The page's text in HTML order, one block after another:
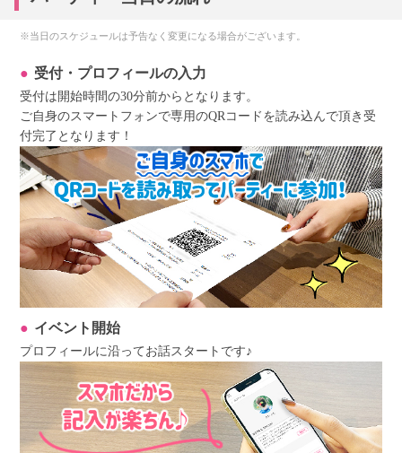
※当日のスケジュールは予告なく変更になる場合がございます。
受付・プロフィールの入力
受付は開始時間の30分前からとなります。
ご自身のスマートフォンで専用のQRコードを読み込んで頂き受
付完了となります！
イベント開始
プロフィールに沿ってお話スタートです♪